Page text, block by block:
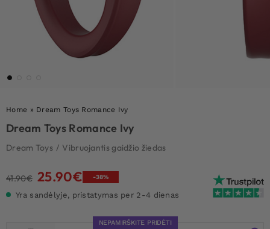
Home » Dream Toys Romance Ivy
Dream Toys Romance Ivy
Dream Toys / Vibruojantis gaidžio žiedas
41.90€ Original
was:
25.90€Current
25.90€.
-38%
Yra sandėlyje, pristatymas per 2-4 dienas
NEPAMIRŠKITE PRIDĖTI